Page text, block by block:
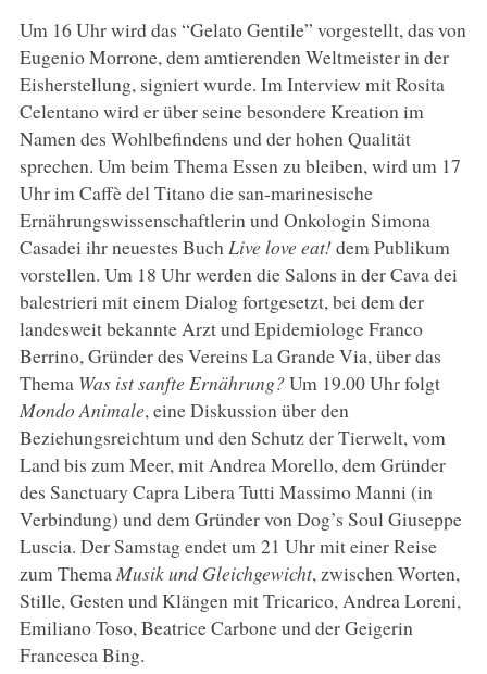
Um 16 Uhr wird das “Gelato Gentile” vorgestellt, das von
Eugenio Morrone, dem amtierenden Weltmeister in der
Eisherstellung, signiert wurde. Im Interview mit Rosita
Celentano wird er über seine besondere Kreation im
Namen des Wohlbefindens und der hohen Qualität
sprechen. Um beim Thema Essen zu bleiben, wird um 17
Uhr im Caffè del Titano die san-marinesische
Ernährungswissenschaftlerin und Onkologin Simona
Casadei ihr neuestes Buch Live love eat!dem Publikum
vorstellen. Um 18 Uhr werden die Salons in der Cava dei
balestrieri mit einem Dialog fortgesetzt, bei dem der
landesweit bekannte Arzt und Epidemiologe Franco
Berrino, Gründer des Vereins La Grande Via, über das
Thema Was ist sanfte Ernährung?Um 19.00 Uhr folgt
Mondo Animale, eine Diskussion über den
Beziehungsreichtum und den Schutz der Tierwelt, vom
Land bis zum Meer, mit Andrea Morello, dem Gründer
des Sanctuary Capra Libera Tutti Massimo Manni (in
Verbindung) und dem Gründer von Dog’s Soul Giuseppe
Luscia. Der Samstag endet um 21 Uhr mit einer Reise
zum Thema Musik und Gleichgewicht, zwischen Worten,
Stille, Gesten und Klängen mit Tricarico, Andrea Loreni,
Emiliano Toso, Beatrice Carbone und der Geigerin
Francesca Bing.